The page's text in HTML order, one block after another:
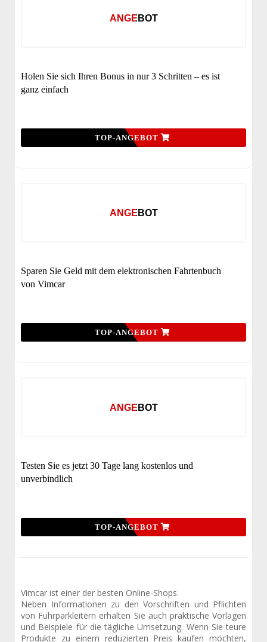
ANGEBOT
Holen Sie sich Ihren Bonus in nur 3 Schritten – es ist
ganz einfach
TOP-ANGEBOT
ANGEBOT
Sparen Sie Geld mit dem elektronischen Fahrtenbuch
von Vimcar
TOP-ANGEBOT
ANGEBOT
Testen Sie es jetzt 30 Tage lang kostenlos und
unverbindlich
TOP-ANGEBOT
Vimcar ist einer der besten Online-Shops.
Neben Informationen zu den Vorschriften und Pflichten
von Fuhrparkleitern erhalten Sie auch praktische Vorlagen
und Beispiele für die tägliche Umsetzung. Wenn Sie teure
Produkte zu einem reduzierten Preis kaufen möchten,